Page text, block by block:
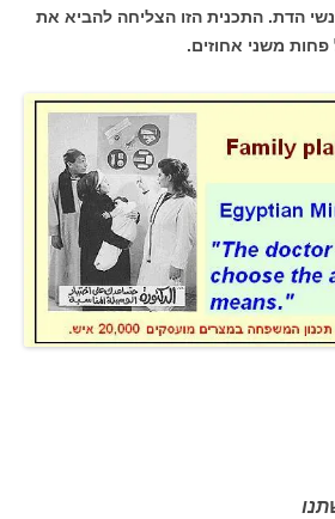
הדת. התכנית הזו הצליחה להביא את
פחות משני אחוזים.